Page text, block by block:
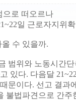
으로 떠오르나
일 근로자지위
수 있을까.
범위와 노동시간
있다. 다음달
문이다. 선고 결과
불법파견으로 간주